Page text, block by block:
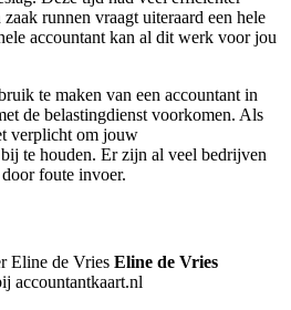
runnen vraagt uiteraard een hele
accountant kan al dit werk voor jou
te maken van een accountant in
de belastingdienst voorkomen. Als
verplicht om jouw
te houden. Er zijn al veel bedrijven
foute invoer.
Eline de Vries
accountantkaart.nl